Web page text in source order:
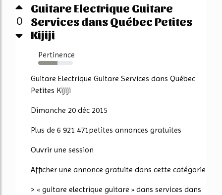
0
Guitare Electrique Guitare
Services dans Québec Petites
Kijiji
Pertinence
56%
Guitare Electrique Guitare Services dans Québec
Petites Kijiji
Dimanche 20 déc 2015
Plus de 6 921 471petites annonces gratuites
Ouvrir une session
Afficher une annonce gratuite dans cette catégorie
> « guitare electrique guitare » dans services dans